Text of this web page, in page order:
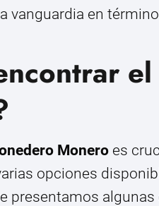
vanguardia en
Monero es
opciones
presentamos